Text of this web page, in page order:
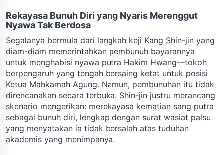
Rekayasa Bunuh Diri yang Nyaris Merenggut
Nyawa Tak Berdosa
Segalanya bermula dari langkah keji Kang Shin-jin yang
diam-diam memerintahkan pembunuh bayarannya
untuk menghabisi nyawa putra Hakim Hwang—tokoh
berpengaruh yang tengah bersaing ketat untuk posisi
Ketua Mahkamah Agung. Namun, pembunuhan itu tidak
direncanakan secara terbuka. Shin-jin justru merancang
skenario mengerikan: merekayasa kematian sang putra
sebagai bunuh diri, lengkap dengan surat wasiat palsu
yang menyatakan ia tidak bersalah atas tuduhan
akademis yang menimpanya.